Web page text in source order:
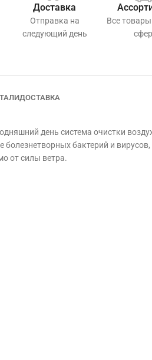
Доставка
Отправка на
следующий день
Все
ДОСТАВКА
день система очистки
бактерий и
от силы ветра.